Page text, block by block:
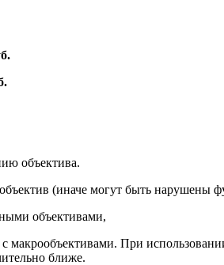
объектива.
объектив (иначе могут быть
объективами,
макрообъективами. При
ближе.